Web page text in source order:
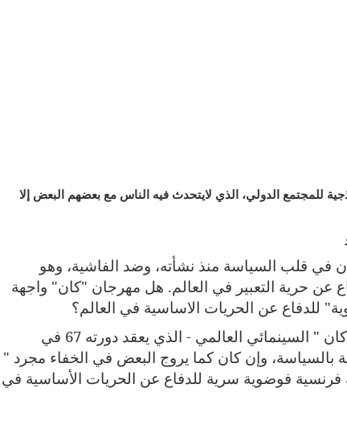
الدولي، الذي لايتحدث فيه الناس مع بعضهم البعض إلا
في قلب السياسة منذ نشأته، وضد الفاشية، وهو
عن حرية التعبير في العالم. هل مهرجان "كان" واجهة
للدفاع عن الحريات الاساسية في العالم؟
يتساءل البعض بمناسبة بمناسبة حلول مهرجان " كان " السينمائي العالمي - الذي يعقد دورته 67 في
علاقة بالسياسة، وإن كان كما يروج البعض في الخفاء مجرد "
فوضوية سرية للدفاع عن الحريات الأساسية في